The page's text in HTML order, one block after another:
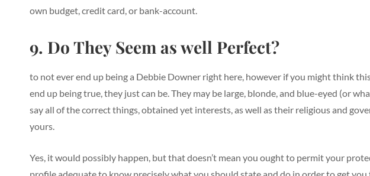
own budget, credit card, or bank-account.
9. Do They Seem as well Perfect?
to not ever end up being a Debbie Downer right here, however if you might think
end up being true, they just can be. They may be large, blonde, and blue-eyed (or
say all of the correct things, obtained yet interests, as well as their religious and
yours.
Yes, it would possibly happen, but that doesn’t mean you ought to permit your